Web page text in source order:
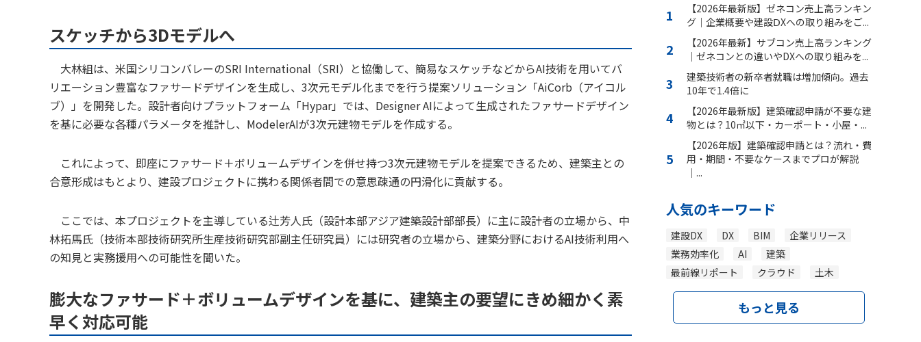
スケッチから3Dモデルへ
大林組は、米国シリコンバレーのSRI International（SRI）と協働して、簡易なスケッチなどからAI技術を用いてバ
リエーション豊富なファサードデザインを生成し、3次元モデル化までを行う提案ソリューション「AiCorb（アイコル
ブ）」を開発した。設計者向けプラットフォーム「Hypar」では、Designer AIによって生成されたファサードデザイン
を基に必要な各種パラメータを推計し、ModelerAIが3次元建物モデルを作成する。
これによって、即座にファサード＋ボリュームデザインを併せ持つ3次元建物モデルを提案できるため、建築主との
合意形成はもとより、建設プロジェクトに携わる関係者間での意思疎通の円滑化に貢献する。
ここでは、本プロジェクトを主導している辻芳人氏（設計本部アジア建築設計部部長）に主に設計者の立場から、中
林拓馬氏（技術本部技術研究所生産技術研究部副主任研究員）には研究者の立場から、建築分野におけるAI技術利用へ
の知見と実務援用への可能性を聞いた。
膨大なファサード＋ボリュームデザインを基に、建築主の要望にきめ細かく素
早く対応可能
【2026年最新版】ゼネコン売上高ランキン
グ｜企業概要や建設ⅮXへの取り組みをご...
【2026年最新】サブコン売上高ランキング
｜ゼネコンとの違いやDXへの取り組みを...
建築技術者の新卒者就職は増加傾向。過去
10年で1.4倍に
【2026年最新版】建築確認申請が不要な建
物とは？10㎡以下・カーポート・小屋・...
【2026年版】建築確認申請とは？流れ・費
用・期間・不要なケースまでプロが解説
｜...
人気のキーワード
建設DX DX BIM
企業リリース
業務効率化
AI
建築
最前線リポート
クラウド 土木
もっと見る